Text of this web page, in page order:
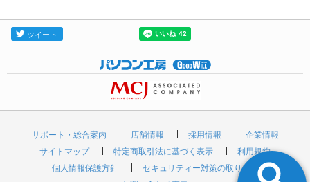
サポート・総合案内 店舗情報 採用情報
企業情報
サイトマップ
特定商取引法に基づく表示
利用規約
個人情報保護方針
セキュリティー対策の取り組み